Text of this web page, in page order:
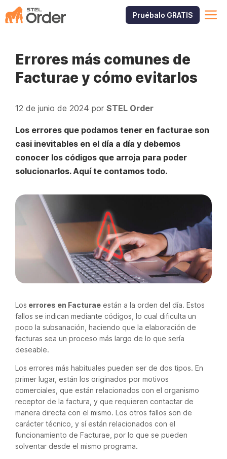
Saltar
al
Pruébalo GRATIS
Errores más comunes de
Facturae y cómo evitarlos
12 de junio de 2024 por STEL Order
Los errores que podamos tener en facturae son
casi inevitables en el día a día y debemos
conocer los códigos que arroja para poder
solucionarlos. Aquí te contamos todo.
Los errores en Facturae están a la orden del día. Estos
fallos se indican mediante códigos, lo cual dificulta un
poco la subsanación, haciendo que la elaboración de
facturas sea un proceso más largo de lo que sería
deseable.
Los errores más habituales pueden ser de dos tipos. En
primer lugar, están los originados por motivos
comerciales, que están relacionados con el organismo
receptor de la factura, y que requieren contactar de
manera directa con el mismo. Los otros fallos son de
carácter técnico, y sí están relacionados con el
funcionamiento de Facturae, por lo que se pueden
solventar desde el mismo programa.